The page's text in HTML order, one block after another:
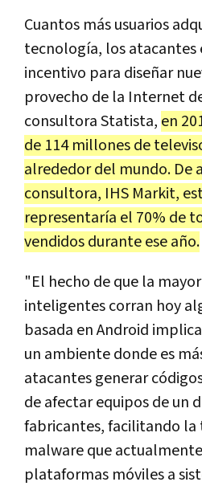
Cuantos más usuarios
tecnología, los atacantes
incentivo para diseñar
provecho de la Internet
consultora Statista, en
de 114 millones de
alrededor del mundo. De
consultora, IHS Markit,
representaría el 70% de
vendidos durante ese año.
"El hecho de que la
inteligentes corran hoy
basada en Android
un ambiente donde es
atacantes generar
de afectar equipos de un
fabricantes, facilitando la
malware que
plataformas móviles a